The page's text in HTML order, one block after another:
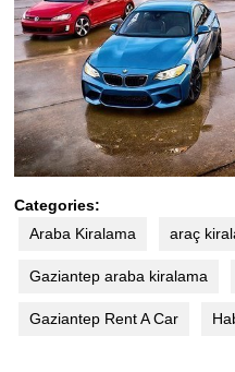
Categories:
Araba Kiralama
araç
Gaziantep araba kiralama
Gaziantep Rent A Car